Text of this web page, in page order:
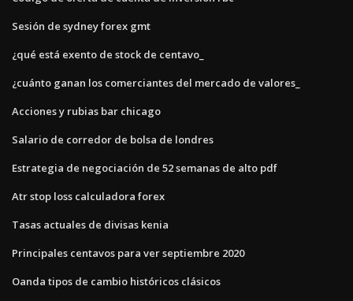
Sesión de sydney forex gmt
¿qué está exento de stock de centavo_
¿cuánto ganan los comerciantes del mercado de valores_
Acciones y rubias bar chicago
Salario de corredor de bolsa de londres
Estrategia de negociación de 52 semanas de alto pdf
Atr stop loss calculadora forex
Tasas actuales de divisas kenia
Principales centavos para ver septiembre 2020
Oanda tipos de cambio históricos clásicos